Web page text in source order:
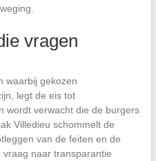
vragen
waarbij gekozen
legt de eis tot
wordt verwacht die de burgers
Villedieu schommelt de
van de feiten en de
naar transparantie